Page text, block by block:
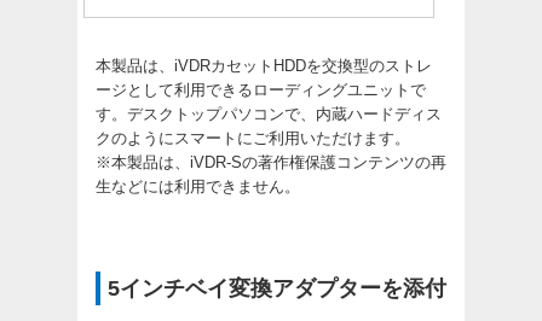
本製品は、iVDRカセットHDDを交換型のストレ
ージとして利用できるローディングユニットで
す。デスクトップパソコンで、内蔵ハードディス
クのようにスマートにご利用いただけます。
※本製品は、iVDR-Sの著作権保護コンテンツの再
生などには利用できません。
5インチベイ変換アダプターを添付